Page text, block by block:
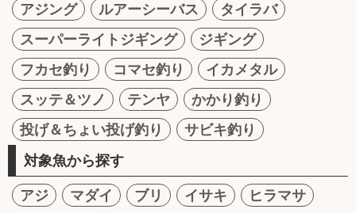
アジング
ルアーシーバス
タイラバ
スーパーライトジギング
ジギング
フカセ釣り
コマセ釣り
イカメタル
スッテ＆ツノ
テンヤ
かかり釣り
投げ＆ちょい投げ釣り
サビキ釣り
対象魚から探す
アジ マダイ ブリ イサキ
ヒラマサ